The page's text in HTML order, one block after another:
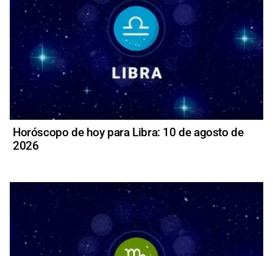
Horóscopo de hoy para Libra: 10 de agosto de
2026